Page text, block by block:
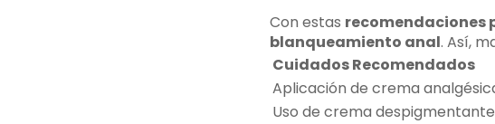
Con estas
blanqueamiento anal. Así,
Cuidados Recomendados
Aplicación de crema
Uso de crema despigmentante